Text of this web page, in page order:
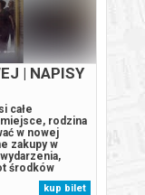
| NAPISY
całe
rodzina
w nowej
zakupy w
środków
na adres
kup bilet